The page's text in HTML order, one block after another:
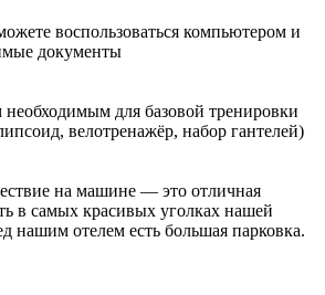
воспользоваться компьютером и
документы
для базовой тренировки
велотренажёр, набор гантелей)
на машине — это отличная
в самых красивых уголках нашей
нашим отелем есть большая парковка.